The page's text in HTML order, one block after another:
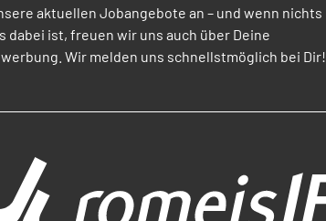
aktuellen Jobangebote an – und wenn nichts
dabei ist, freuen wir uns auch über Deine
Wir melden uns schnellstmöglich bei Dir!